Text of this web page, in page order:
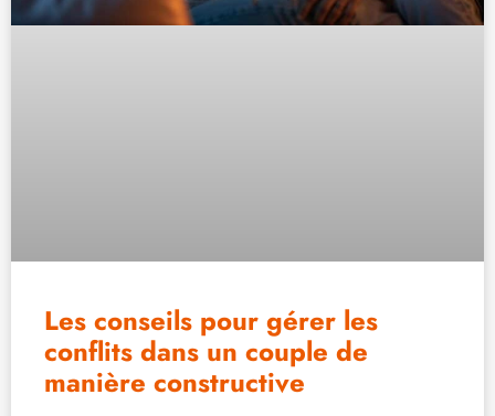
Les conseils pour gérer les
conflits dans un couple de
manière constructive